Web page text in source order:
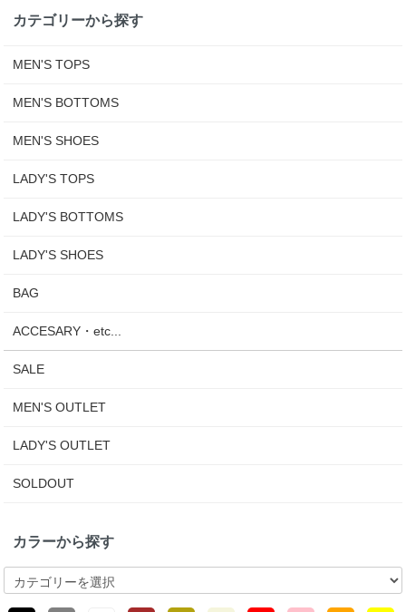
カテゴリーから探す
MEN'S TOPS
MEN'S BOTTOMS
MEN'S SHOES
LADY'S TOPS
LADY'S BOTTOMS
LADY'S SHOES
BAG
ACCESARY・etc...
SALE
MEN'S OUTLET
LADY'S OUTLET
SOLDOUT
カラーから探す